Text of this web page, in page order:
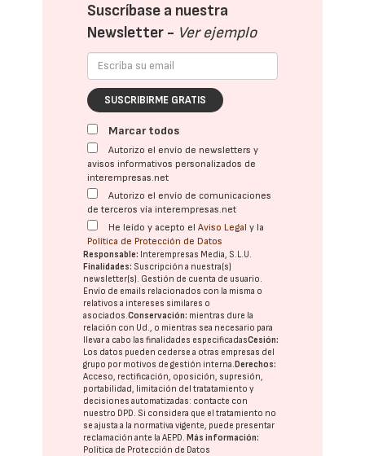
Suscríbase a nuestra
Newsletter - Ver ejemplo
SUSCRIBIRME GRATIS
Marcar todos
Autorizo el envío de newsletters y
avisos informativos personalizados de
interempresas.net
Autorizo el envío de comunicaciones
de terceros vía interempresas.net
He leído y acepto elAviso Legal y la
Política de Protección de Datos
Responsable: Interempresas Media, S.L.U.
Finalidades: Suscripción a nuestra(s)
newsletter(s). Gestión de cuenta de usuario.
Envío de emails relacionados con la misma o
relativos a intereses similares o
asociados.Conservación: mientras dure la
relación con Ud., o mientras sea necesario para
llevar a cabo las finalidades especificadasCesión:
Los datos pueden cederse a otras empresas del
grupo por motivos de gestión interna.Derechos:
Acceso, rectificación, oposición, supresión,
portabilidad, limitación del tratatamiento y
decisiones automatizadas: contacte con
nuestro DPD. Si considera que el tratamiento no
se ajusta a la normativa vigente, puede presentar
reclamación ante laAEPD.Más información:
Política de Protección de Datos